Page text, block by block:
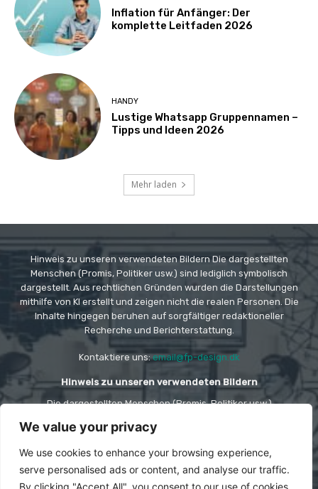
We value your privacy
We use cookies to enhance your browsing experience,
serve personalised ads or content, and analyse our traffic.
By clicking "Accept All", you consent to our use of cookies.
Inflation für Anfänger: Der
komplette Leitfaden 2026
HANDY
Lustige Whatsapp Gruppennamen –
Tipps und Ideen 2026
Mehr laden
Hinweis zu unseren verwendeten Bildern Die dargestellten
Menschen (Promis, Politiker usw.) sind lediglich symbolisch
dargestellt. Aus rechtlichen Gründen wurden die Darstellungen
mithilfe von KI erstellt und zeigen nicht die realen Personen. Die
Inhalte hingegen beruhen auf sorgfältiger redaktioneller
Recherche und Berichterstattung.
Kontaktiere uns:email@fp-design.dk
Hinweis zu unseren verwendeten Bildern
Die dargestellten Menschen (Promis, Politiker usw.)
Gründen wurden die Darstellungen mithilfe von KI
erstellt und zeigen nicht die realen Personen. Die
Inhalte hingegen beruhen auf sorgfältiger
redaktioneller Recherche und Berichterstattung.